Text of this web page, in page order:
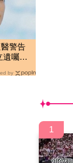
警告
囑：
by
1